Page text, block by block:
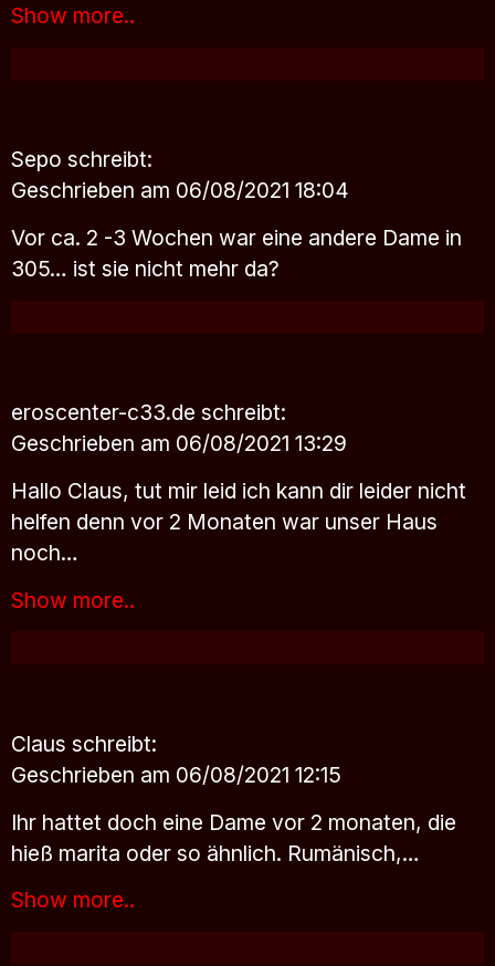
Show more..
Sepo schreibt:
Geschrieben am 06/08/2021 18:04
Vor ca. 2 -3 Wochen war eine andere Dame in
305… ist sie nicht mehr da?
eroscenter-c33.de schreibt:
Geschrieben am 06/08/2021 13:29
Hallo Claus, tut mir leid ich kann dir leider nicht
helfen denn vor 2 Monaten war unser Haus
noch…
Show more..
Claus schreibt:
Geschrieben am 06/08/2021 12:15
Ihr hattet doch eine Dame vor 2 monaten, die
hieß marita oder so ähnlich. Rumänisch,…
Show more..